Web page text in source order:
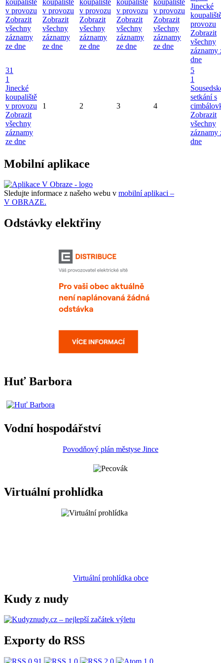
v provozu
Zobrazit
všechny
záznamy
ze dne
v provozu
Zobrazit
všechny
záznamy
ze dne
v provozu
Zobrazit
všechny
záznamy
ze dne
v provozu
Zobrazit
všechny
záznamy
ze dne
v provozu
Zobrazit
všechny
záznamy
ze dne
Jinecké
provozu
Zobrazit
všechny
záznamy
dne
31
1
Jinecké
koupaliště
v provozu
Zobrazit
všechny
záznamy
ze dne
1 2 3 4
5
1
setkání s
Zobrazit
všechny
záznamy
dne
Mobilní aplikace
Sledujte informace z našeho webu v mobilní aplikaci –
V OBRAZE.
Odstávky elektřiny
Huť Barbora
Vodní hospodářství
Povodňový plán městyse Jince
Virtuální prohlídka
Virtuální prohlídka obce
Kudy z nudy
Exporty do RSS